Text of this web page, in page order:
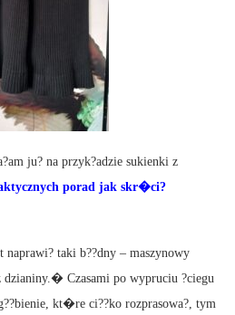
ju? na przyk?adzie sukienki z
porad jak skr�ci?
naprawi? taki b??dny – maszynowy
dzianiny.� Czasami po wypruciu ?ciegu
kt�re ci??ko rozprasowa?, tym